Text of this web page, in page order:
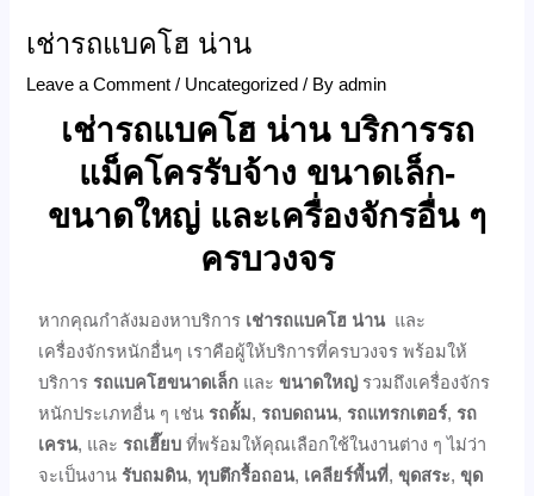
เช่ารถแบคโฮ น่าน
Leave a Comment / Uncategorized / Byadmin
เช่ารถแบคโฮ น่าน บริการรถ
แม็คโครรับจ้าง ขนาดเล็ก-
ขนาดใหญ่ และเครื่องจักรอื่น ๆ
ครบวงจร
หากคุณกำลังมองหาบริการ เช่ารถแบคโฮ น่านและ
เครื่องจักรหนักอื่นๆ เราคือผู้ให้บริการที่ครบวงจร พร้อมให้
บริการรถแบคโฮขนาดเล็ก และขนาดใหญ่รวมถึงเครื่องจักร
หนักประเภทอื่น ๆ เช่นรถดั้ม,รถบดถนน,รถแทรกเตอร์,รถ
เครน, และรถเฮี๊ยบ ที่พร้อมให้คุณเลือกใช้ในงานต่าง ๆ ไม่ว่า
จะเป็นงานรับถมดิน,ทุบตึกรื้อถอน, เคลียร์พื้นที่,ขุดสระ,ขุด